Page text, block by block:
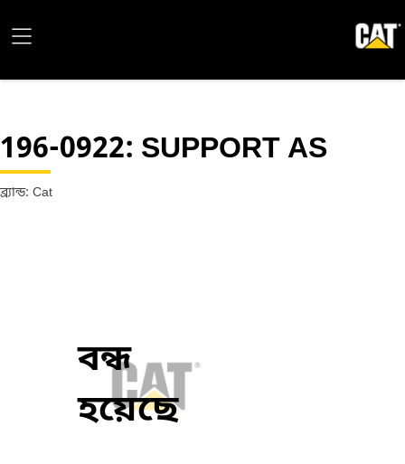
196-0922: SUPPORT AS
ব্র্যান্ড: Cat
বন্ধ
হয়েছে